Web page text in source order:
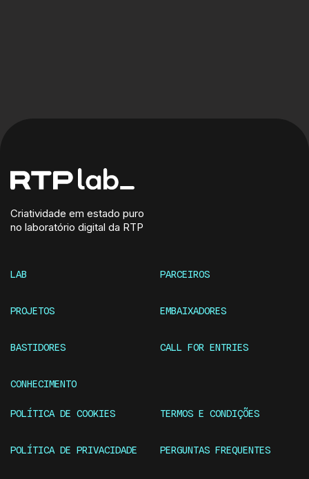
Criatividade em estado puro
no laboratório digital da RTP
LAB
PROJETOS
BASTIDORES
CONHECIMENTO
PARCEIROS
EMBAIXADORES
CALL FOR ENTRIES
POLÍTICA DE COOKIES
POLÍTICA DE PRIVACIDADE
TERMOS E CONDIÇÕES
PERGUNTAS FREQUENTES